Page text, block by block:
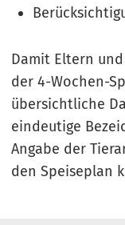
Damit Eltern
der 4-Wochen-
übersichtliche
eindeutige
Angabe der
den Speiseplan